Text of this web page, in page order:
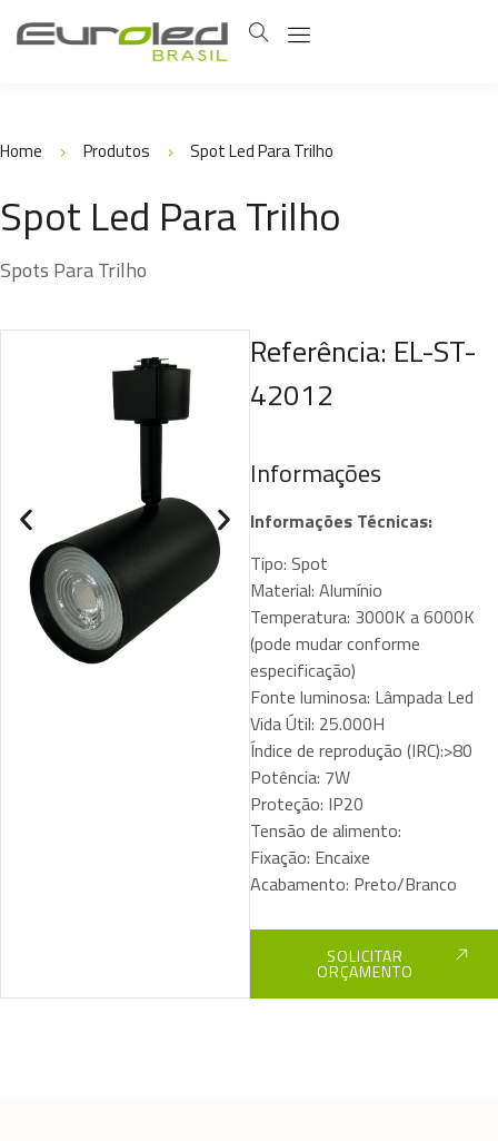
Home Produtos Spot Led Para Trilho
Spot Led Para Trilho
Spots Para Trilho
Referência: EL-ST-
42012
Informações
Informações Técnicas:
Tipo: Spot
Material: Alumínio
Temperatura: 3000K a 6000K
(pode mudar conforme
especificação)
Fonte luminosa: Lâmpada Led
Vida Útil: 25.000H
Índice de reprodução (IRC):>80
Potência: 7W
Proteção: IP20
Tensão de alimento:
Fixação: Encaixe
Acabamento: Preto/Branco
SOLICITAR
ORÇAMENTO